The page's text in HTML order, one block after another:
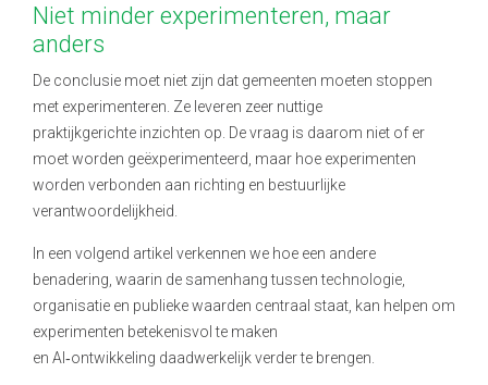
Niet minder experimenteren, maar
anders
De conclusie moet niet zijn dat gemeenten moeten stoppen
met experimenteren. Ze leveren zeer nuttige
praktijkgerichte inzichten op. De vraag is daarom niet of er
moet worden geëxperimenteerd, maar hoe experimenten
worden verbonden aan richting en bestuurlijke
verantwoordelijkheid.
In een volgend artikel verkennen we hoe een andere
benadering, waarin de samenhang tussen technologie,
organisatie en publieke waarden centraal staat, kan helpen om
experimenten betekenisvol te maken
en AI ‑ontwikkeling daadwerkelijk verder te brengen.